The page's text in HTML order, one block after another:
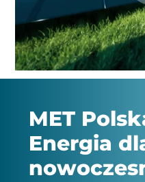
MET
Energia